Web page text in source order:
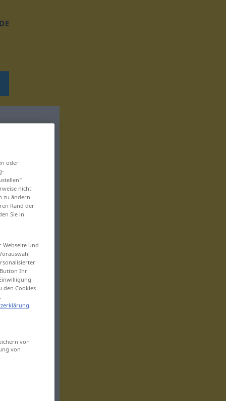
DE
oder
nicht
zu ändern
Rand der
Sie in
und
Ihr
den Cookies
.
von
von